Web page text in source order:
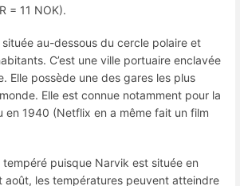
= 11 NOK).
au-dessous du cercle polaire et
C’est une ville portuaire enclavée
Elle possède une des gares les plus
Elle est connue notamment pour la
en 1940 (Netflix en a même fait un film
puisque Narvik est située en
août, les températures peuvent atteindre